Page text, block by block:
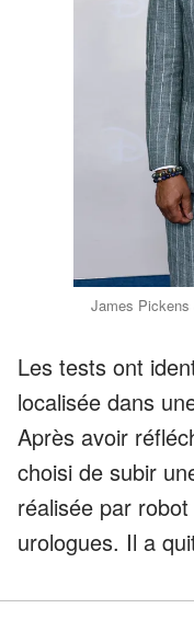
James
Les tests ont
localisée dans
Après avoir
choisi de subir
réalisée par
urologues. Il a